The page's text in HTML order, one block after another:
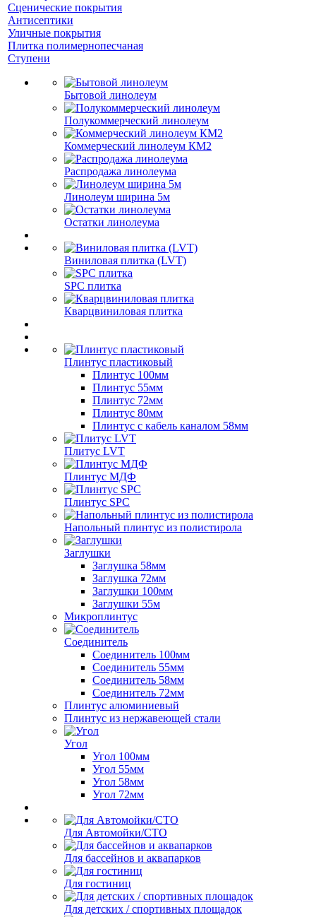
Сценические покрытия
Антисептики
Уличные покрытия
Плитка полимернопесчаная
Ступени
Бытовой линолеум
Полукоммерческий линолеум
Коммерческий линолеум КМ2
Распродажа линолеума
Линолеум ширина 5м
Остатки линолеума
Виниловая плитка (LVT)
SPC плитка
Кварцвиниловая плитка
Плинтус пластиковый
Плинтус 100мм
Плинтус 55мм
Плинтус 72мм
Плинтус 80мм
Плинтус с кабель каналом 58мм
Плитус LVT
Плинтус МДФ
Плинтус SPC
Напольный плинтус из полистирола
Заглушки
Заглушка 58мм
Заглушка 72мм
Заглушки 100мм
Заглушки 55м
Микроплинтус
Соединитель
Соединитель 100мм
Соединитель 55мм
Соединитель 58мм
Соединитель 72мм
Плинтус алюминиевый
Плинтус из нержавеющей стали
Угол
Угол 100мм
Угол 55мм
Угол 58мм
Угол 72мм
Для Автомойки/СТО
Для бассейнов и аквапарков
Для гостиниц
Для детских / спортивных площадок